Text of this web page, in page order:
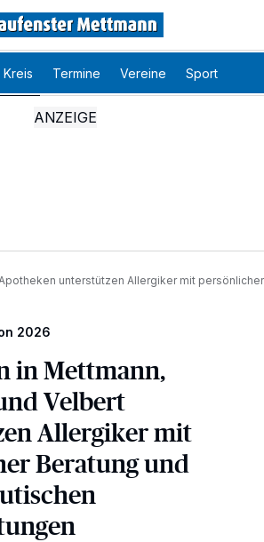
Kreis Termine Vereine Sport
unterstützen Allergiker mit
2026
in Mettmann,
Velbert
Allergiker mit
Beratung und